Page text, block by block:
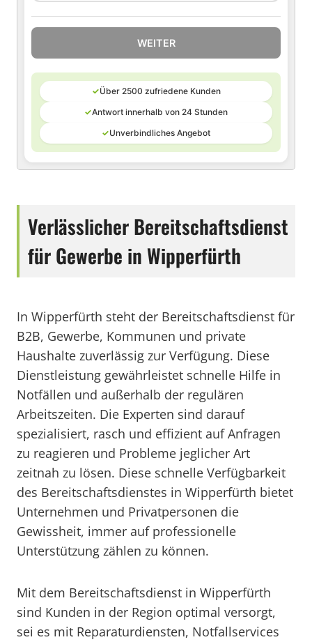
WEITER
✓Über 2500 zufriedene Kunden
✓Antwort innerhalb von 24 Stunden
✓Unverbindliches Angebot
Verlässlicher Bereitschaftsdienst
für Gewerbe in Wipperfürth
In Wipperfürth steht der Bereitschaftsdienst für
B2B, Gewerbe, Kommunen und private
Haushalte zuverlässig zur Verfügung. Diese
Dienstleistung gewährleistet schnelle Hilfe in
Notfällen und außerhalb der regulären
Arbeitszeiten. Die Experten sind darauf
spezialisiert, rasch und effizient auf Anfragen
zu reagieren und Probleme jeglicher Art
zeitnah zu lösen. Diese schnelle Verfügbarkeit
des Bereitschaftsdienstes in Wipperfürth bietet
Unternehmen und Privatpersonen die
Gewissheit, immer auf professionelle
Unterstützung zählen zu können.
Mit dem Bereitschaftsdienst in Wipperfürth
sind Kunden in der Region optimal versorgt,
sei es mit Reparaturdiensten, Notfallservices